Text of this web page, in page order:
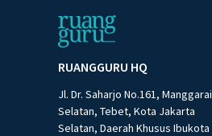
RUANGGURU HQ
Jl. Dr. Saharjo No.161, Manggarai
Selatan, Tebet, Kota Jakarta
Selatan, Daerah Khusus Ibukota